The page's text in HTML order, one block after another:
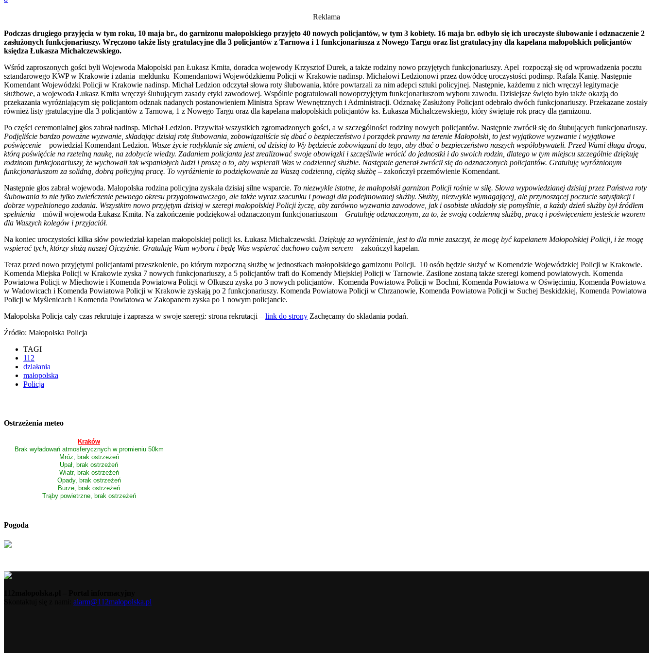
Reklama
Podczas drugiego przyjęcia w tym roku, 10 maja br., do garnizonu małopolskiego przyjęto 40 nowych policjantów, w tym 3 kobiety. 16 maja br. odbyło się ich uroczyste ślubowanie i odznaczenie 2
zasłużonych funkcjonariuszy. Wręczono także listy gratulacyjne dla 3 policjantów z Tarnowa i 1 funkcjonariusza z Nowego Targu oraz list gratulacyjny dla kapelana małopolskich policjantów
księdza Łukasza Michalczewskiego.
Wśród zaproszonych gości byli Wojewoda Małopolski pan Łukasz Kmita, doradca wojewody Krzysztof Durek, a także rodziny nowo przyjętych funkcjonariuszy. Apel rozpoczął się od wprowadzenia pocztu
sztandarowego KWP w Krakowie i zdania meldunku Komendantowi Wojewódzkiemu Policji w Krakowie nadinsp. Michałowi Ledzionowi przez dowódcę uroczystości podinsp. Rafała Kanię. Następnie
Komendant Wojewódzki Policji w Krakowie nadinsp. Michał Ledzion odczytał słowa roty ślubowania, które powtarzali za nim adepci sztuki policyjnej. Następnie, każdemu z nich wręczył legitymacje
służbowe, a wojewoda Łukasz Kmita wręczył ślubującym zasady etyki zawodowej. Wspólnie pogratulowali nowoprzyjętym funkcjonariuszom wyboru zawodu. Dzisiejsze święto było także okazją do
przekazania wyróżniającym się policjantom odznak nadanych postanowieniem Ministra Spraw Wewnętrznych i Administracji. Odznakę Zasłużony Policjant odebrało dwóch funkcjonariuszy. Przekazane zostały
również listy gratulacyjne dla 3 policjantów z Tarnowa, 1 z Nowego Targu oraz dla kapelana małopolskich policjantów ks. Łukasza Michalczewskiego, który świętuje rok pracy dla garnizonu.
Po części ceremonialnej głos zabrał nadinsp. Michał Ledzion. Przywitał wszystkich zgromadzonych gości, a w szczególności rodziny nowych policjantów. Następnie zwrócił się do ślubujących funkcjonariuszy.
Podjęliście bardzo poważne wyzwanie, składając dzisiaj rotę ślubowania, zobowiązaliście się dbać o bezpieczeństwo i porządek prawny na terenie Małopolski, to jest wyjątkowe wyzwanie i wyjątkowe
poświęcenie – powiedział Komendant Ledzion. Wasze życie radyklanie się zmieni, od dzisiaj to Wy będziecie zobowiązani do tego, aby dbać o bezpieczeństwo naszych współobywateli. Przed Wami długa droga,
którą poświęćcie na rzetelną naukę, na zdobycie wiedzy. Zadaniem policjanta jest zrealizować swoje obowiązki i szczęśliwie wrócić do jednostki i do swoich rodzin, dlatego w tym miejscu szczególnie dziękuję
rodzinom funkcjonariuszy, że wychowali tak wspaniałych ludzi i proszę o to, aby wspierali Was w codziennej służbie. Następnie generał zwrócił się do odznaczonych policjantów. Gratuluję wyróżnionym
funkcjonariuszom za solidną, dobrą policyjną pracę. To wyróżnienie to podziękowanie za Waszą codzienną, ciężką służbę – zakończył przemówienie Komendant.
Następnie głos zabrał wojewoda. Małopolska rodzina policyjna zyskała dzisiaj silne wsparcie. To niezwykle istotne, że małopolski garnizon Policji rośnie w siłę. Słowa wypowiedzianej dzisiaj przez Państwa roty
ślubowania to nie tylko zwieńczenie pewnego okresu przygotowawczego, ale także wyraz szacunku i powagi dla podejmowanej służby. Służby, niezwykle wymagającej, ale przynoszącej poczucie satysfakcji i
dobrze wypełnionego zadania. Wszystkim nowo przyjętym dzisiaj w szeregi małopolskiej Policji życzę, aby zarówno wyzwania zawodowe, jak i osobiste układały się pomyślnie, a każdy dzień służby był źródłem
spełnienia – mówił wojewoda Łukasz Kmita. Na zakończenie podziękował odznaczonym funkcjonariuszom – Gratuluję odznaczonym, za to, że swoją codzienną służbą, pracą i poświęceniem jesteście wzorem
dla Waszych kolegów i przyjaciół.
Na koniec uroczystości kilka słów powiedział kapelan małopolskiej policji ks. Łukasz Michalczewski. Dziękuję za wyróżnienie, jest to dla mnie zaszczyt, że mogę być kapelanem Małopolskiej Policji, i że mogę
wspierać tych, którzy służą naszej Ojczyźnie. Gratuluję Wam wyboru i będę Was wspierać duchowo całym sercem – zakończył kapelan.
Teraz przed nowo przyjętymi policjantami przeszkolenie, po którym rozpoczną służbę w jednostkach małopolskiego garnizonu Policji. 10 osób będzie służyć w Komendzie Wojewódzkiej Policji w Krakowie.
Komenda Miejska Policji w Krakowie zyska 7 nowych funkcjonariuszy, a 5 policjantów trafi do Komendy Miejskiej Policji w Tarnowie. Zasilone zostaną także szeregi komend powiatowych. Komenda
Powiatowa Policji w Miechowie i Komenda Powiatowa Policji w Olkuszu zyska po 3 nowych policjantów. Komenda Powiatowa Policji w Bochni, Komenda Powiatowa w Oświęcimiu, Komenda Powiatowa
w Wadowicach i Komenda Powiatowa Policji w Krakowie zyskają po 2 funkcjonariuszy. Komenda Powiatowa Policji w Chrzanowie, Komenda Powiatowa Policji w Suchej Beskidzkiej, Komenda Powiatowa
Policji w Myślenicach i Komenda Powiatowa w Zakopanem zyska po 1 nowym policjancie.
Małopolska Policja cały czas rekrutuje i zaprasza w swoje szeregi: strona rekrutacji – link do strony Zachęcamy do składania podań.
Źródło: Małopolska Policja
TAGI
112
działania
małopolska
Policja
Ostrzeżenia meteo
Kraków
Brak wyładowań atmosferycznych w promieniu 50km
Mróz, brak ostrzeżeń
Upał, brak ostrzeżeń
Wiatr, brak ostrzeżeń
Opady, brak ostrzeżeń
Burze, brak ostrzeżeń
Trąby powietrzne, brak ostrzeżeń
Pogoda
alarm@112malopolska.pl